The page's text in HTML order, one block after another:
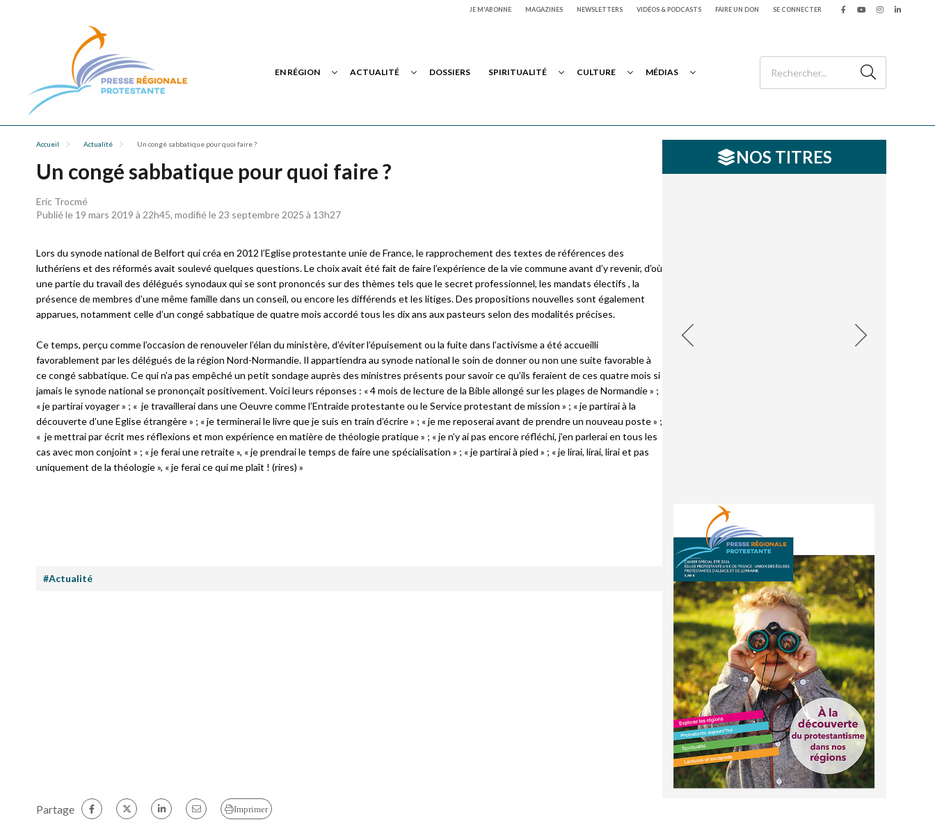
JE M'ABONNE MAGAZINES NEWSLETTERS VIDÉOS & PODCASTS FAIRE UN DON SE CONNECTER
EN RÉGION ACTUALITÉ DOSSIERS SPIRITUALITÉ CULTURE MÉDIAS
Accueil Actualité Un congé sabbatique pour quoi faire ?
Un congé sabbatique pour quoi faire ?
Eric Trocmé
Publié le 19 mars 2019 à 22h45, modifié le 23 septembre 2025 à 13h27
Lors du synode national de Belfort qui créa en 2012 l’Eglise protestante unie de France, le rapprochement des textes de références des
luthériens et des réformés avait soulevé quelques questions. Le choix avait été fait de faire l’expérience de la vie commune avant d’y revenir, d’où
une partie du travail des délégués synodaux qui se sont prononcés sur des thèmes tels que le secret professionnel, les mandats électifs , la
présence de membres d’une même famille dans un conseil, ou encore les différends et les litiges. Des propositions nouvelles sont également
apparues, notamment celle d’un congé sabbatique de quatre mois accordé tous les dix ans aux pasteurs selon des modalités précises.
Ce temps, perçu comme l’occasion de renouveler l’élan du ministère, d’éviter l’épuisement ou la fuite dans l’activisme a été accueilli
favorablement par les délégués de la région Nord-Normandie. Il appartiendra au synode national le soin de donner ou non une suite favorable à
ce congé sabbatique. Ce qui n’a pas empêché un petit sondage auprès des ministres présents pour savoir ce qu’ils feraient de ces quatre mois si
jamais le synode national se prononçait positivement. Voici leurs réponses : « 4 mois de lecture de la Bible allongé sur les plages de Normandie » ;
« je partirai voyager » ; « je travaillerai dans une Oeuvre comme l’Entraide protestante ou le Service protestant de mission » ; « je partirai à la
découverte d’une Eglise étrangère » ; « je terminerai le livre que je suis en train d’écrire » ; « je me reposerai avant de prendre un nouveau poste » ;
« je mettrai par écrit mes réflexions et mon expérience en matière de théologie pratique » ; « je n’y ai pas encore réfléchi, j’en parlerai en tous les
cas avec mon conjoint » ; « je ferai une retraite », « je prendrai le temps de faire une spécialisation » ; « je partirai à pied » ; « je lirai, lirai, lirai et pas
uniquement de la théologie », « je ferai ce qui me plaît ! (rires) »
#Actualité
NOS TITRES
Partage Imprimer